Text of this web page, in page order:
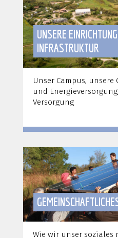
UNSERE
INFRASTRUKTUR
Unser Campus, unsere
und
Versorgung
Wie wir unser